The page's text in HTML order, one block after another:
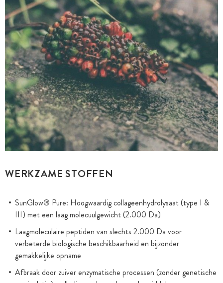
WERKZAME STOFFEN
SunGlow® Pure: Hoogwaardig collageenhydrolysaat (type I &
III) met een laag molecuulgewicht (2.000 Da)
Laagmoleculaire peptiden van slechts 2.000 Da voor
verbeterde biologische beschikbaarheid en bijzonder
gemakkelijke opname
Afbraak door zuiver enzymatische processen (zonder genetische